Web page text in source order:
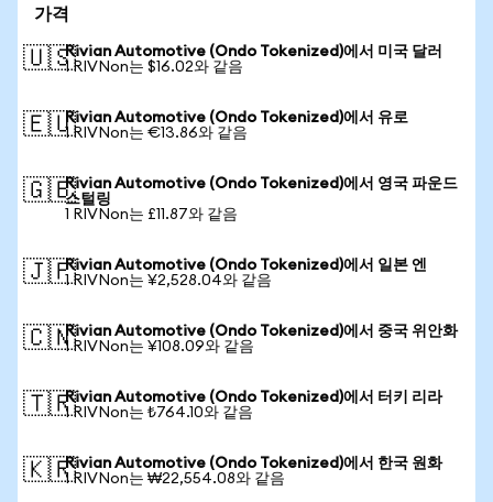
가격
🇺🇸Rivian Automotive (Ondo Tokenized)에서 미국 달러
1 RIVNon는 $16.02와 같음
🇪🇺Rivian Automotive (Ondo Tokenized)에서 유로
1 RIVNon는 €13.86와 같음
🇬🇧Rivian Automotive (Ondo Tokenized)에서 영국 파운드
스털링
1 RIVNon는 £11.87와 같음
🇯🇵Rivian Automotive (Ondo Tokenized)에서 일본 엔
1 RIVNon는 ¥2,528.04와 같음
🇨🇳Rivian Automotive (Ondo Tokenized)에서 중국 위안화
1 RIVNon는 ¥108.09와 같음
🇹🇷Rivian Automotive (Ondo Tokenized)에서 터키 리라
1 RIVNon는 ₺764.10와 같음
🇰🇷Rivian Automotive (Ondo Tokenized)에서 한국 원화
1 RIVNon는 ₩22,554.08와 같음